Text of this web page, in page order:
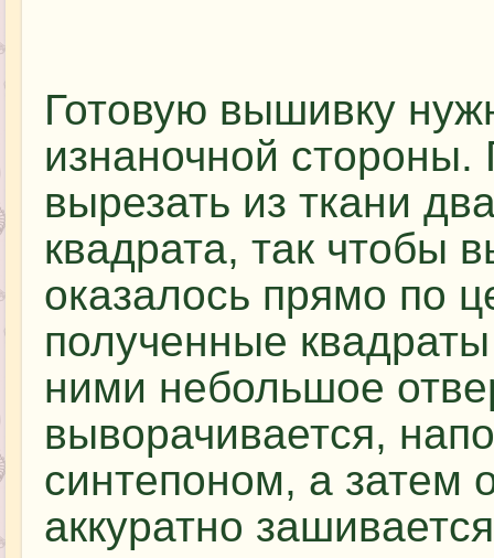
Готовую вышивку
изнаночной стороны.
вырезать из ткани
квадрата, так чтобы
оказалось прямо по
полученные
ними небольшое
выворачивается,
синтепоном, а затем
аккуратно